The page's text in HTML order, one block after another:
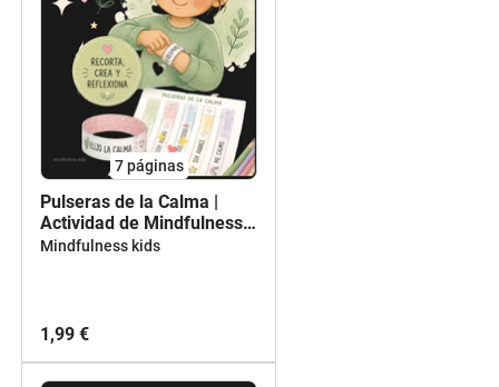
7páginas
Pulseras de la Calma |
Actividad de Mindfulness y
Educación Emocional para
Mindfulness kids
1,99 €